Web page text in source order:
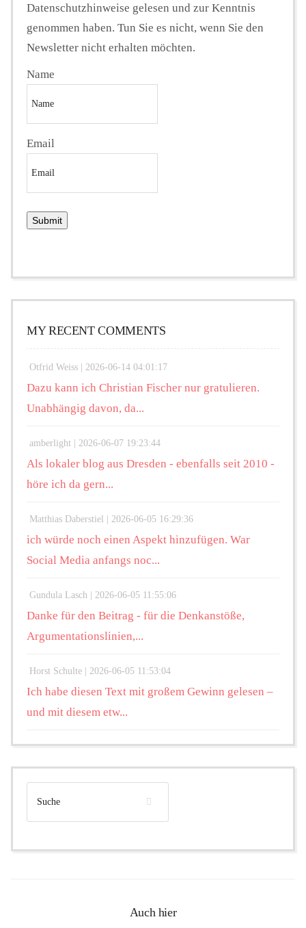
Datenschutzhinweise gelesen und zur Kenntnis
genommen haben. Tun Sie es nicht, wenn Sie den
Newsletter nicht erhalten möchten.
Name
Email
MY RECENT COMMENTS
Otfrid Weiss | 2026-06-14 04:01:17
Dazu kann ich Christian Fischer nur gratulieren.
Unabhängig davon, da...
amberlight | 2026-06-07 19:23:44
Als lokaler blog aus Dresden - ebenfalls seit 2010 -
höre ich da gern...
Matthias Daberstiel | 2026-06-05 16:29:36
ich würde noch einen Aspekt hinzufügen. War
Social Media anfangs noc...
Gundula Lasch | 2026-06-05 11:55:06
Danke für den Beitrag - für die Denkanstöße,
Argumentationslinien,...
Horst Schulte | 2026-06-05 11:53:04
Ich habe diesen Text mit großem Gewinn gelesen –
und mit diesem etw...
Auch hier